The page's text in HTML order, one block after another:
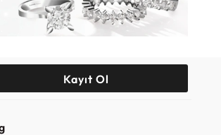
Kayıt Ol